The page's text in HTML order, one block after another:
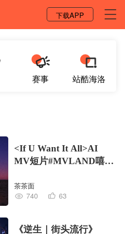
下载APP
赛事 站酷海洛
<If U Want It All>AI
MV短片#MVLAND嘻哈
茶茶面
740
63
《逆生｜街头流行》